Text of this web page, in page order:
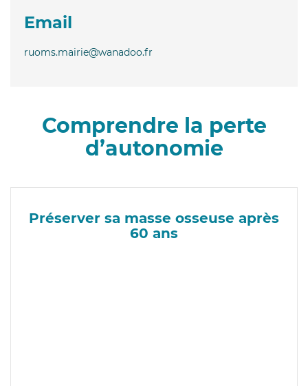
Email
ruoms.mairie@wanadoo.fr
Comprendre la perte
d’autonomie
Préserver sa masse osseuse après
60 ans